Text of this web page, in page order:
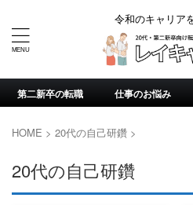
令和のキャリア
第二新卒の転職 仕事のお悩み
HOME > 20代の自己研鑽 >
20代の自己研鑽